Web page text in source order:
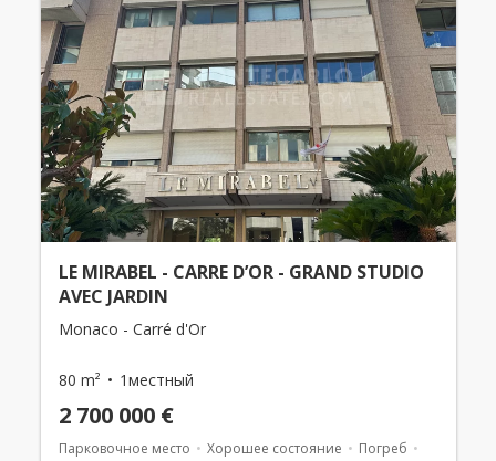
LE MIRABEL - CARRE D’OR - GRAND STUDIO
AVEC JARDIN
Monaco - Carré d'Or
80 m² 1местный
2 700 000 €
Парковочное место Хорошее состояние
Погреб